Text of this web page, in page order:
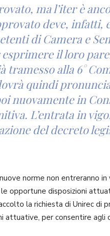
ma l’iter è
deve, infatti,
di Camera e
il loro
tramesso alla 6°
quindi
nuovamente in
L’entrata in
del decreto
norme non entreranno
opportune disposizioni
la richiesta di Unirec di
attuative, per consentire agli